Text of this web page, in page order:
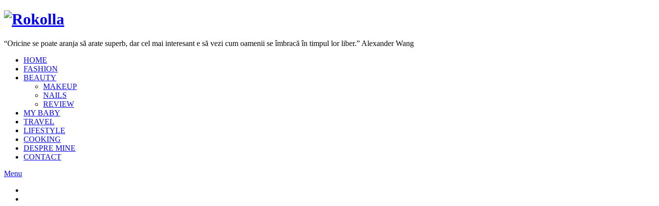
“Oricine se poate aranja să arate superb, dar cel mai interesant e să vezi cum oamenii se îmbracă în timpul lor liber.” Alexander Wang
HOME
FASHION
BEAUTY
MAKEUP
NAILS
REVIEW
MY BABY
TRAVEL
LIFESTYLE
COOKING
DESPRE MINE
CONTACT
Menu